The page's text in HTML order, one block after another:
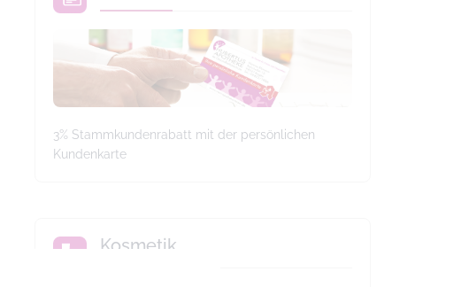
3% Stammkundenrabatt mit der persönlichen
Kundenkarte
Kosmetik